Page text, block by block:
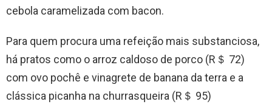
cebola caramelizada com bacon.
Para quem procura uma refeição mais substanciosa,
há pratos como o arroz caldoso de porco (R＄ 72)
com ovo pochê e vinagrete de banana da terra e a
clássica picanha na churrasqueira (R＄ 95)